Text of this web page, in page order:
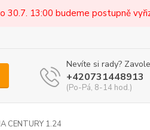
30.7. 13:00 budeme postupně
Nevíte si rady?
+420731448913
(Po-Pá, 8-14 hod.)
CENTURY 1.24